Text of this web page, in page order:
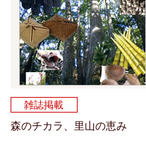
雑誌掲載
森のチカラ、里山の恵み